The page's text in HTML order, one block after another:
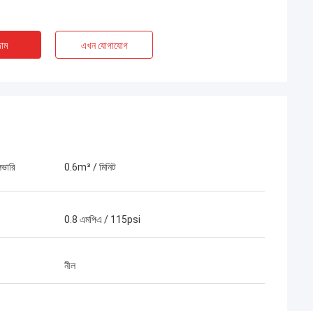
এখন যোগাযোগ
0.6m³ / মিনিট
0.8 এমপিএ / 115psi
নীল